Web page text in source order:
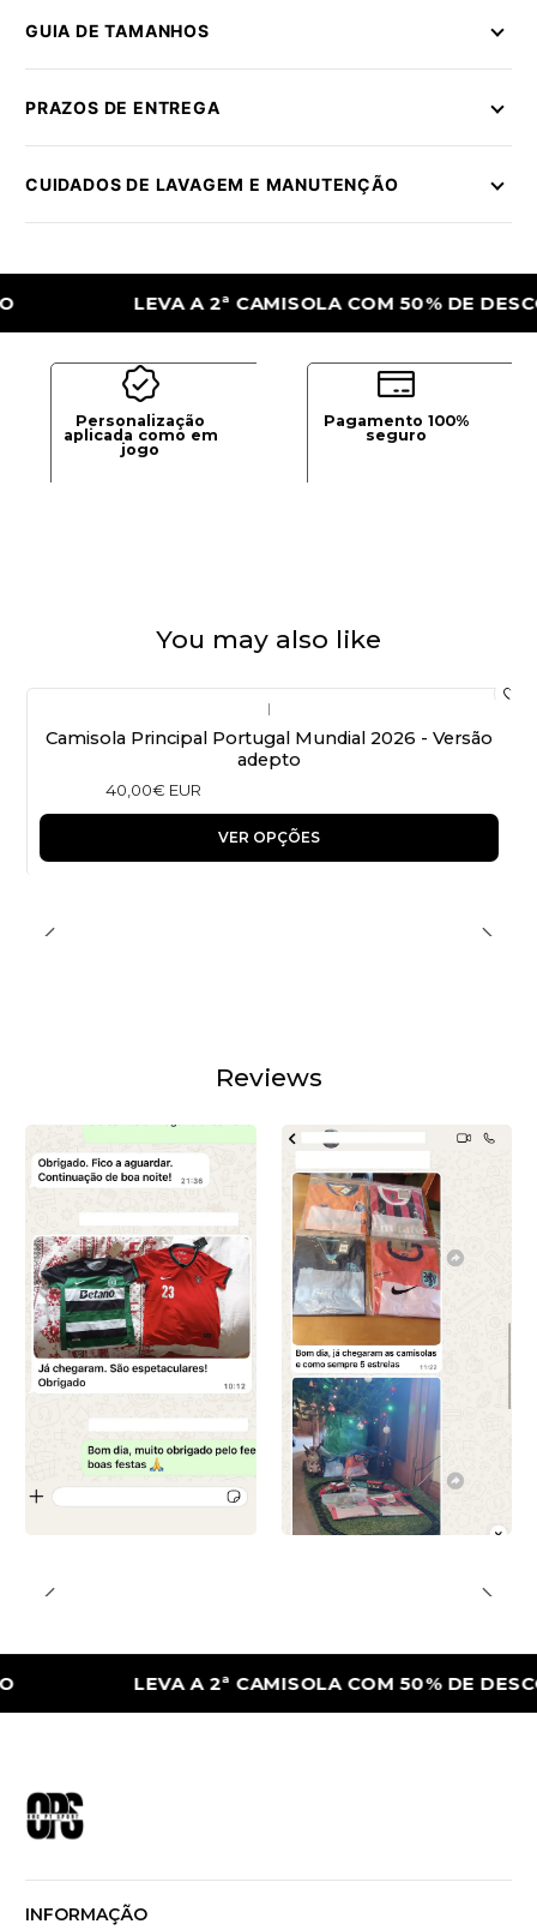
GUIA DE TAMANHOS
PRAZOS DE ENTREGA
CUIDADOS DE LAVAGEM E MANUTENÇÃO
LEVA A 2ª CAMISOLA COM 50% DE DESCONTO
Personalização
aplicada como em
jogo
Pagamento 100%
seguro
You may also like
|
Camisola Principal Portugal Mundial 2026 - Versão
adepto
40,00€ EUR
VER OPÇÕES
Reviews
LEVA A 2ª CAMISOLA COM 50% DE DESCONTO
INFORMAÇÃO